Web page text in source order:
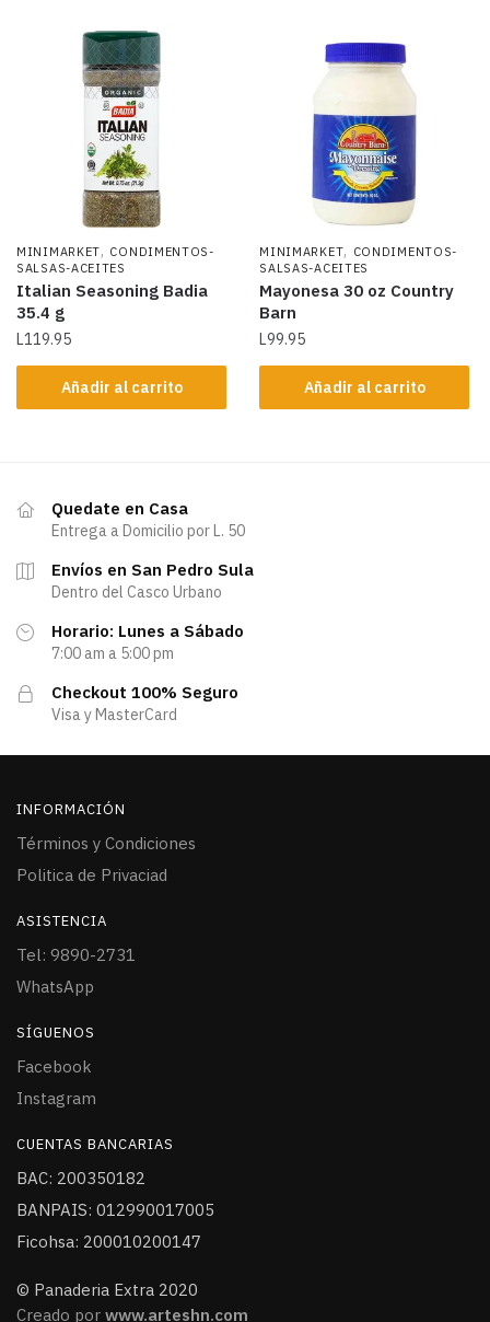
MINIMARKET, CONDIMENTOS-
SALSAS-ACEITES
Italian Seasoning Badia
35.4 g
L119.95
Añadir al carrito
MINIMARKET, CONDIMENTOS-
SALSAS-ACEITES
Mayonesa 30 oz Country
Barn
L99.95
Añadir al carrito
Quedate en Casa
Entrega a Domicilio por L. 50
Envíos en San Pedro Sula
Dentro del Casco Urbano
Horario: Lunes a Sábado
7:00 am a 5:00 pm
Checkout 100% Seguro
Visa y MasterCard
INFORMACIÓN
Términos y Condiciones
Politica de Privaciad
ASISTENCIA
Tel: 9890-2731
WhatsApp
SÍGUENOS
Facebook
Instagram
CUENTAS BANCARIAS
BAC: 200350182
BANPAIS: 012990017005
Ficohsa: 200010200147
© Panaderia Extra 2020
Creado por www.arteshn.com